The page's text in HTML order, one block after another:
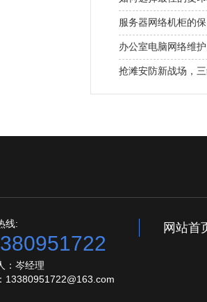
服务器网络机柜的
办公室电脑网络维
抢滩安防新战场，
线:
：岑经理
13380951722@163.com
网站首